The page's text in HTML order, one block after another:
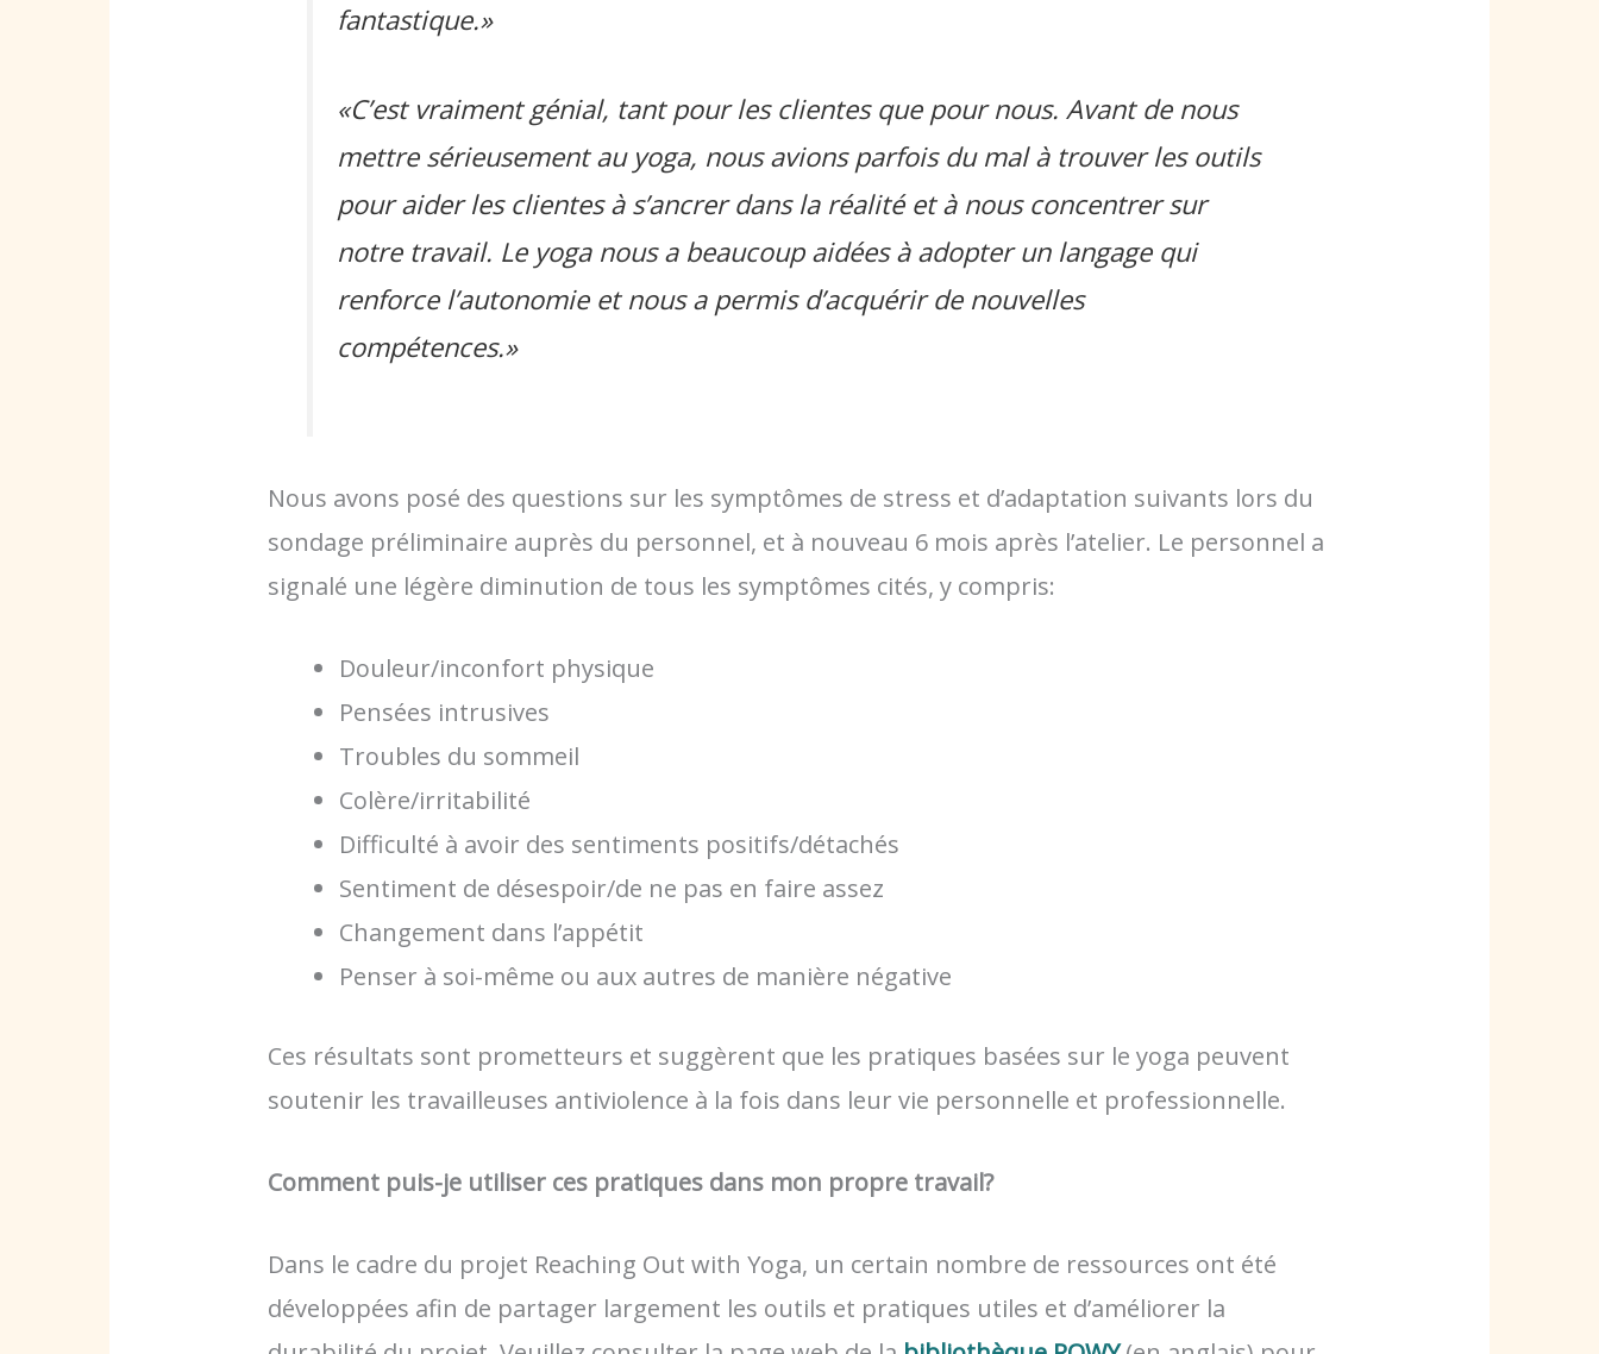
fantastique.»
«C’est vraiment génial, tant pour les clientes que pour nous. Avant de nous
mettre sérieusement au yoga, nous avions parfois du mal à trouver les outils
pour aider les clientes à s’ancrer dans la réalité et à nous concentrer sur
notre travail. Le yoga nous a beaucoup aidées à adopter un langage qui
renforce l’autonomie et nous a permis d’acquérir de nouvelles
compétences.»
Nous avons posé des questions sur les symptômes de stress et d’adaptation suivants lors du
sondage préliminaire auprès du personnel, et à nouveau 6 mois après l’atelier. Le personnel a
signalé une légère diminution de tous les symptômes cités, y compris:
Douleur/inconfort physique
Pensées intrusives
Troubles du sommeil
Colère/irritabilité
Difficulté à avoir des sentiments positifs/détachés
Sentiment de désespoir/de ne pas en faire assez
Changement dans l’appétit
Penser à soi-même ou aux autres de manière négative
Ces résultats sont prometteurs et suggèrent que les pratiques basées sur le yoga peuvent
soutenir les travailleuses antiviolence à la fois dans leur vie personnelle et professionnelle.
Comment puis-je utiliser ces pratiques dans mon propre travail?
Dans le cadre du projet Reaching Out with Yoga, un certain nombre de ressources ont été
développées afin de partager largement les outils et pratiques utiles et d’améliorer la